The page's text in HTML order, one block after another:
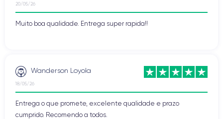
20/05/26
Muito boa qualidade. Entrega super rapida!!
Wanderson Loyola
18/05/26
Entrega o que promete, excelente qualidade e prazo
cumprido. Recomendo a todos.